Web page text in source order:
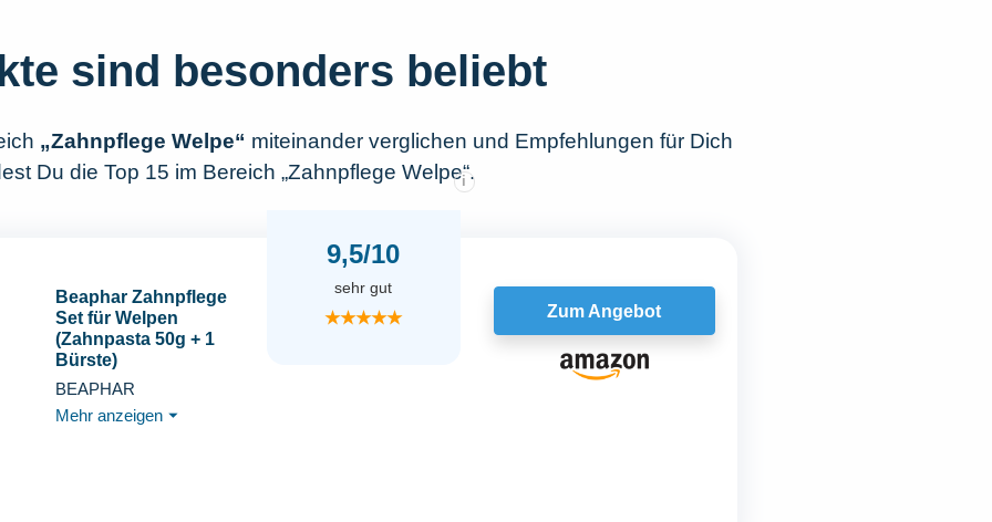
sind besonders beliebt
„Zahnpflege Welpe“ miteinander verglichen und Empfehlungen für Dich
Du die Top 15 im Bereich „Zahnpflege Welpe“.
Beaphar Zahnpflege
Set für Welpen
(Zahnpasta 50g + 1
Bürste)
BEAPHAR
Mehr anzeigen ⏷
9,5/10
i
sehr gut
★★★★★ Zum Angebot